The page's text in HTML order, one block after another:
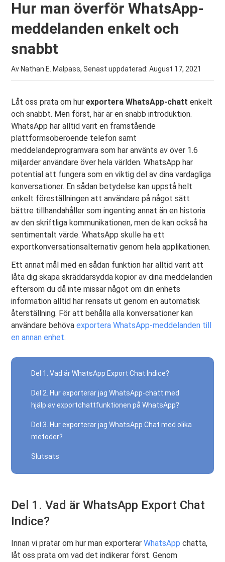
Hur man överför WhatsApp-
meddelanden enkelt och
snabbt
Av Nathan E. Malpass, Senast uppdaterad:August 17, 2021
Låt oss prata om hurexportera WhatsApp-chatt enkelt
och snabbt. Men först, här är en snabb introduktion.
WhatsApp har alltid varit en framstående
plattformsoberoende telefon samt
meddelandeprogramvara som har använts av över 1.6
miljarder användare över hela världen. WhatsApp har
potential att fungera som en viktig del av dina vardagliga
konversationer. En sådan betydelse kan uppstå helt
enkelt föreställningen att användare på något sätt
bättre tillhandahåller som ingenting annat än en historia
av den skriftliga kommunikationen, men de kan också ha
sentimentalt värde. WhatsApp skulle ha ett
exportkonversationsalternativ genom hela applikationen.
Ett annat mål med en sådan funktion har alltid varit att
låta dig skapa skräddarsydda kopior av dina meddelanden
eftersom du då inte missar något om din enhets
information alltid har rensats ut genom en automatisk
återställning. För att behålla alla konversationer kan
användare behövaexportera WhatsApp-meddelanden till
en annan enhet.
Del 1. Vad är WhatsApp Export Chat Indice?
Del 2. Hur exporterar jag WhatsApp-chatt med
hjälp av exportchattfunktionen på WhatsApp?
Del 3. Hur exporterar jag WhatsApp Chat med olika
metoder?
Slutsats
Del 1. Vad är WhatsApp Export Chat
Indice?
Innan vi pratar om hur man exporterarWhatsApp chatta,
låt oss prata om vad det indikerar först. Genom